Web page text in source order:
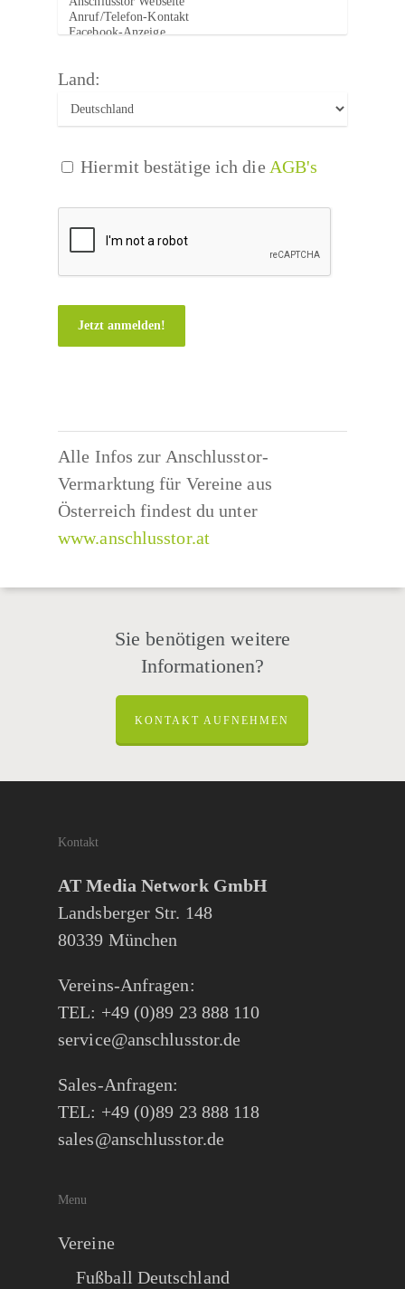
Land:
Hiermit bestätige ich die AGB's
Alle Infos zur Anschlusstor-
Vermarktung für Vereine aus
Österreich findest du unter
www.anschlusstor.at
Sie benötigen weitere
Informationen?
KONTAKT AUFNEHMEN
Kontakt
AT Media Network GmbH
Landsberger Str. 148
80339 München
Vereins-Anfragen:
TEL: +49 (0)89 23 888 110
service@anschlusstor.de
Sales-Anfragen:
TEL: +49 (0)89 23 888 118
sales@anschlusstor.de
Menu
Vereine
Fußball Deutschland